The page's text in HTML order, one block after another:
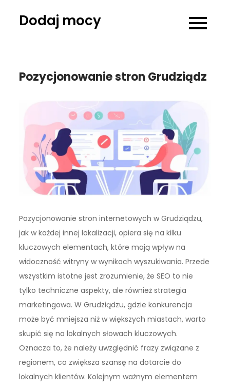
Dodaj mocy
Pozycjonowanie stron Grudziądz
Pozycjonowanie stron internetowych w Grudziądzu,
jak w każdej innej lokalizacji, opiera się na kilku
kluczowych elementach, które mają wpływ na
widoczność witryny w wynikach wyszukiwania. Przede
wszystkim istotne jest zrozumienie, że SEO to nie
tylko techniczne aspekty, ale również strategia
marketingowa. W Grudziądzu, gdzie konkurencja
może być mniejsza niż w większych miastach, warto
skupić się na lokalnych słowach kluczowych.
Oznacza to, że należy uwzględnić frazy związane z
regionem, co zwiększa szansę na dotarcie do
lokalnych klientów. Kolejnym ważnym elementem